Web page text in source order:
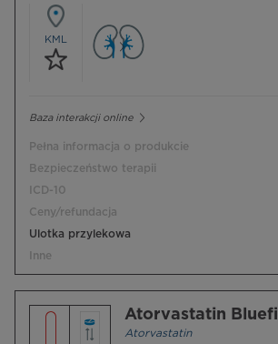
KML
Baza interakcji online
Pełna informacja o produkcie
Bezpieczeństwo terapii
ICD-10
Ceny/refundacja
Ulotka przylekowa
Inne
Atorvastatin
Atorvastatin